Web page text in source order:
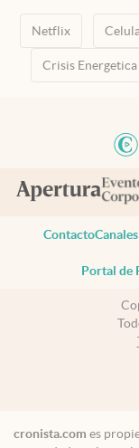
Netflix
Crisis Energetica
Contacto
Portal de
cronista.com es